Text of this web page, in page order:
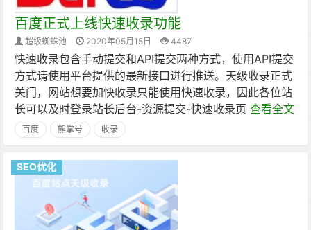
百度正式上线快速收录功能
超级蜘蛛池 2020年05月15日 4487
快速收录包含手动提交和API提交两种方式，使用API提交
方式请使用平台提供的最新接口进行推送。天级收录正式
关门，网站想要加快收录只能使用快速收录，因此各位站
长可以及时登录站长后台-资源提交-快速收录页 查看全文
百度 熊掌号 收录
SEO优化